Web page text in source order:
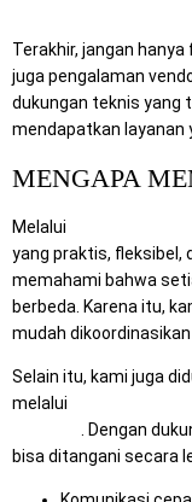
Terakhir, jangan
juga pengalaman
dukungan teknis yang
mendapatkan layanan
MENGAPA
Melalui
yang praktis, fleksibel,
memahami bahwa
berbeda. Karena itu,
mudah
Selain itu, kami juga
melalui
. Dengan
bisa ditangani secara